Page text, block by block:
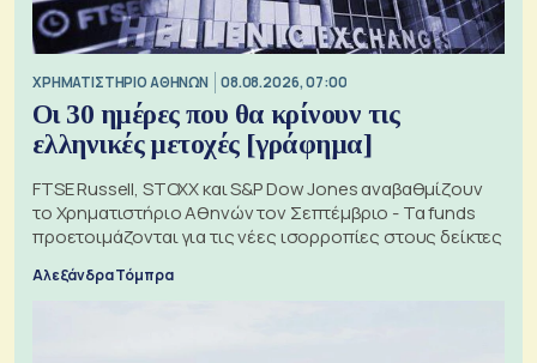
XΡΗΜΑΤΙΣΤΗΡΙΟ ΑΘΗΝΩΝ 08.08.2026, 07:00
Οι 30 ημέρες που θα κρίνουν τις
ελληνικές μετοχές [γράφημα]
FTSE Russell, STOXX και S&P Dow Jones αναβαθμίζουν
το Χρηματιστήριο Αθηνών τον Σεπτέμβριο - Τα funds
προετοιμάζονται για τις νέες ισορροπίες στους δείκτες
Αλεξάνδρα Τόμπρα